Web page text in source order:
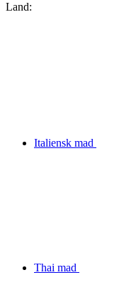
Land:
Italiensk mad
Thai mad